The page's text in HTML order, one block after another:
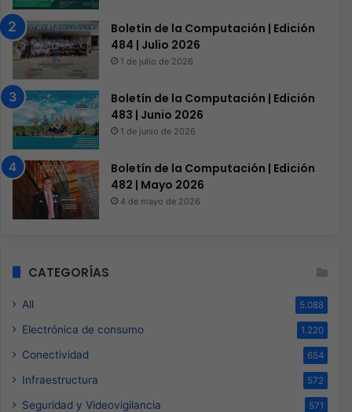
Boletín de la Computación | Edición
484 | Julio 2026
1 de julio de 2026
Boletín de la Computación | Edición
483 | Junio 2026
1 de junio de 2026
Boletín de la Computación | Edición
482 | Mayo 2026
4 de mayo de 2026
CATEGORÍAS
All 5.088
Electrónica de consumo 1.220
Conectividad 654
Infraestructura 572
Seguridad y Videovigilancia 571